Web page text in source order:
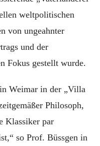
weltpolitischen
von ungeahnter
und der
Fokus gestellt wurde.
Weimar in der „Villa
Philosoph,
Klassiker par
so Prof. Büssgen in